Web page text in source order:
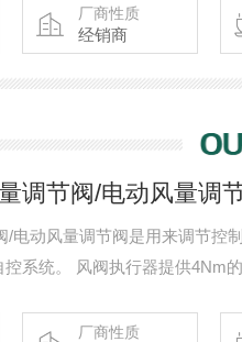
厂商性质
经销商
调节阀/电动风量调
/电动风量调节阀是用来调节控
系统。 风阀执行器提供4Nm
厂商性质